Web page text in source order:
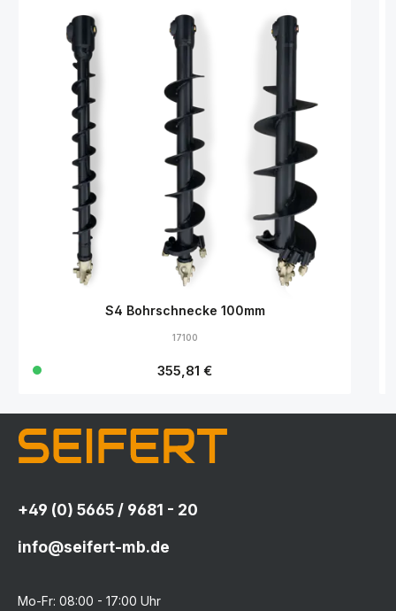
S4 Bohrschnecke 100mm
17100
Regulärer Preis:
355,81 €
+49 (0) 5665 / 9681 - 20
info@seifert-mb.de
Mo-Fr: 08:00 - 17:00 Uhr